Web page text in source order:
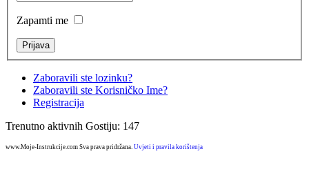
Zapamti me
Zaboravili ste lozinku?
Zaboravili ste Korisničko Ime?
Registracija
Trenutno aktivnih Gostiju: 147
www.Moje-Instrukcije.com Sva prava pridržana. Uvjeti i pravila korištenja